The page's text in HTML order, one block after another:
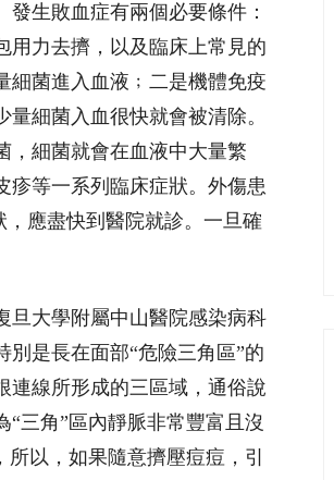
生敗血症有兩個必要條件：
用力去擠，以及臨床上常見的
細菌進入血液﹔二是機體免疫
細菌入血很快就會被清除。
，細菌就會在血液中大量繁
疹等一系列臨床症狀。外傷患
應盡快到醫院就診。一旦確
旦大學附屬中山醫院感染病科
是長在面部“危險三角區”的
連線所形成的三區域，通俗說
三角”區內靜脈非常豐富且沒
以，如果隨意擠壓痘痘，引